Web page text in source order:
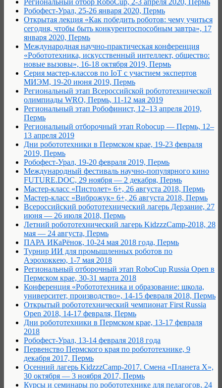
Региональный отбор RoboCup, 2-3 апреля 2020, Пермь
Робофест-Урал, 25-26 января 2020, Пермь
Открытая лекция «Как победить роботов: чему учиться
сегодня, чтобы быть конкурентоспособным завтра», 17
января 2020, Пермь
Международная научно-практическая конференция
«Робототехника, искусственный интеллект, общество:
новые вызовы», 16-18 октября 2019, Пермь
Серия мастер-классов по IoT с участием экспертов
МИЭМ, 19-20 июня 2019, Пермь
Региональный этап Всероссийской робототехнической
олимпиады WRO, Пермь, 11-12 мая 2019
Региональный этап Робофинист, 12–13 апреля 2019,
Пермь
Региональный отборочный этап Robocup — Пермь, 12–
13 апреля 2019
Дни робототехники в Пермском крае, 19-23 февраля
2019, Пермь
Робофест-Урал, 19-20 февраля 2019, Пермь
Международный фестиваль научно-популярного кино
FUTURE.DOC, 29 ноября — 2 декабря, Пермь
Мастер-класс «Пистолет» 6+, 26 августа 2018, Пермь
Мастер-класс «Виброжук» 6+, 26 августа 2018, Пермь
Всероссийский робототехнический лагерь Дерзание, 27
июня — 26 июля 2018, Пермь
Летний робототехнический лагерь KidzzzCamp-2018, 28
мая — 24 августа, Пермь
ПАРА ИКаРёнок, 10-24 мая 2018 года, Пермь
Турнир ИИ для промышленных роботов по
Аэрохоккею, 1-7 мая 2018
Региональный отборочный этап RoboCup Russia Open в
Пермском крае, 30-31 марта 2018
Конференция «Робототехника и образование: школа,
университет, производство», 14-15 февраля 2018, Пермь
Открытый робототехнический чемпионат First Russia
Open 2018, 14-17 февраля, Пермь
Дни робототехники в Пермском крае, 13-17 февраля
2018
Робофест-Урал, 13-14 февраля 2018 года
Первенство Пермского края по робототехнике, 9
декабря 2017, Пермь
Осенний лагерь KidzzzCamp-2017. Смена «Планета Х»,
30 октября — 3 ноября 2017, Пермь
Курсы и семинары по робототехнике для педагогов, 24